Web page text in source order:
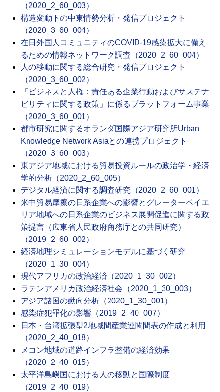
（2020_2_60_003）
構造変動下の中東情勢分析・発信プロジェクト
（2020_3_60_004）
在日外国人コミュニティのCOVID-19感染拡大に備え
るための情報ネットワーク調査（2020_2_60_004）
人の移動に関する総合研究・発信プロジェクト
（2020_3_60_002）
「ビジネスと人権：責任ある企業行動およびサステナ
ビリティに関する政策」に係るプラットフォーム事業
（2020_3_60_001）
都市研究に関するオランダ国際アジア研究所Urban
Knowledge Network Asiaとの連携プロジェクト
（2020_3_60_003）
東アジア地域における貿易投資ルールの政治学・経済
学的分析（2020_2_60_005）
デジタル経済に関する調査研究（2020_2_60_001）
米中貿易摩擦の日系企業への影響とグレーターベイエ
リア地域への日系企業のビジネス展開促進に関する政
策提言（広東省人民政府商務庁との共同研究）
（2019_2_60_002）
経済地理シミュレーションモデルに基づく研究
（2020_1_30_004）
現代アフリカの政治経済（2020_1_30_002）
ラテンアメリカ政治経済社会（2020_1_30_003）
アジア諸国の動向分析（2020_1_30_001）
感染症犯罪化の影響（2019_2_40_007）
日本・台湾拡張型2地域間産業連関間表の作成と利用
（2020_2_40_018）
メコン地域の道路インフラ整備の経済効果
（2020_2_40_015）
太平洋島嶼国における人の移動と国際制度
（2019_2_40_019）